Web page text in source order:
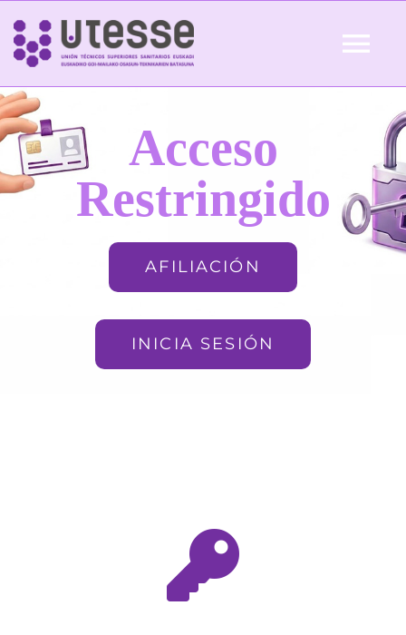
Skip
content
Inicio
QUIÉNES SOMOS Acceso
Restringido
AFILIACIÓN
INICIA SESIÓN